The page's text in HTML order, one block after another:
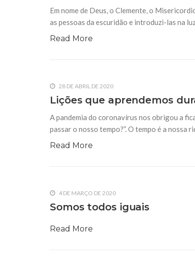
25 DE SETEMBRO DE 2014
Por Um Novo Modelo de
produzida pela intervenção humana, tem
Em nome de Deus, o Clemente, o
as pessoas da escuridão e introduzi-las na
Read More
28 DE ABRIL DE 2020
Lições que aprendemos
A pandemia do coronavírus nos obrigou a
passar o nosso tempo?”. O tempo é a nossa
Read More
4 DE MARÇO DE 2020
Somos todos iguais
Read More